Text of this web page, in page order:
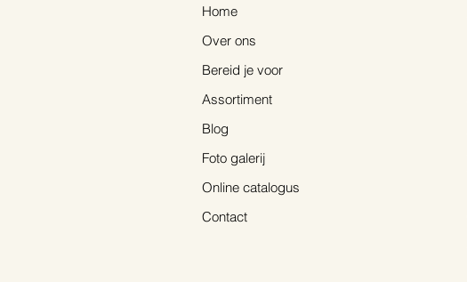
De Crocosmia ‘Lucifer’
Home
Over ons
Bereid je voor
Assortiment
Blog
Foto galerij
Online catalogus
Contact